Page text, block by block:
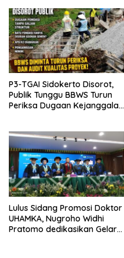
P3-TGAI Sidokerto Disorot,
Publik Tunggu BBWS Turun
Periksa Dugaan Kejanggalan
Lulus Sidang Promosi Doktor
UHAMKA, Nugroho Widhi
Pratomo dedikasikan Gelar